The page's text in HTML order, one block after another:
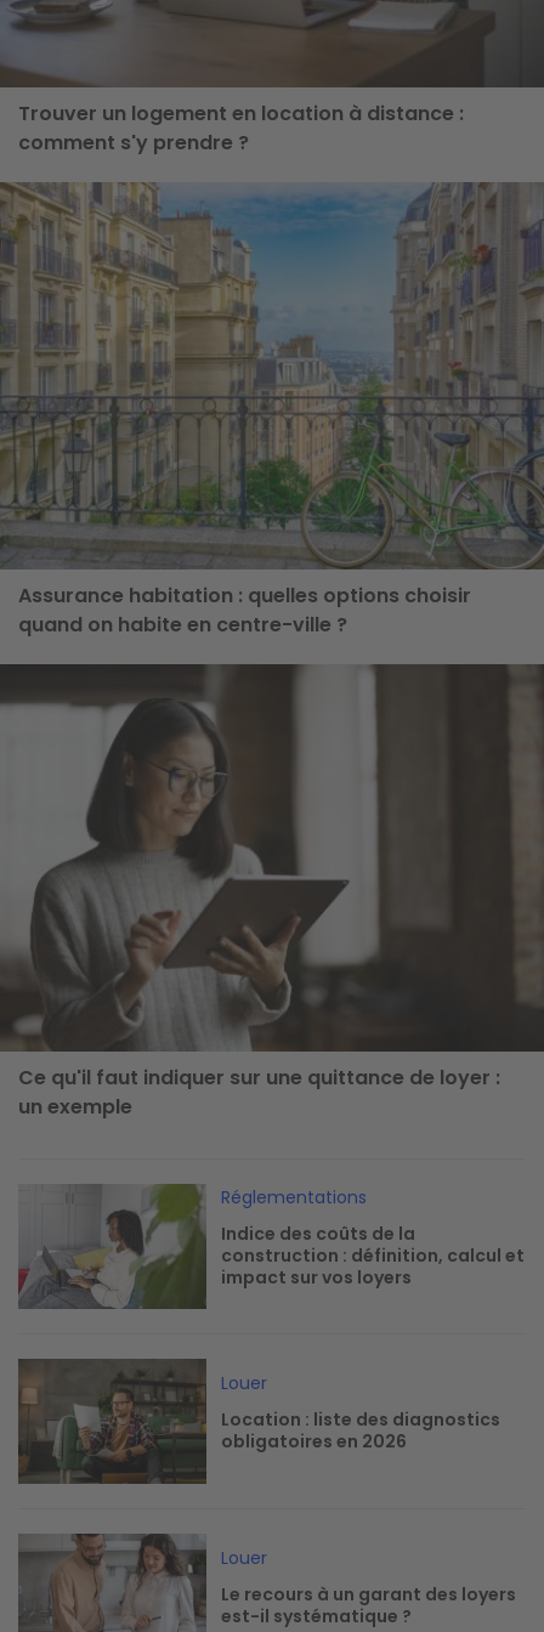
Trouver un logement en location à distance :
comment s'y prendre ?
Assurance habitation : quelles options choisir
quand on habite en centre-ville ?
Ce qu'il faut indiquer sur une quittance de loyer :
un exemple
Réglementations
Indice des coûts de la
construction : définition, calcul et
impact sur vos loyers
Image
Louer
Location : liste des diagnostics
obligatoires en 2026
Image
Louer
Le recours à un garant des loyers
est-il systématique ?